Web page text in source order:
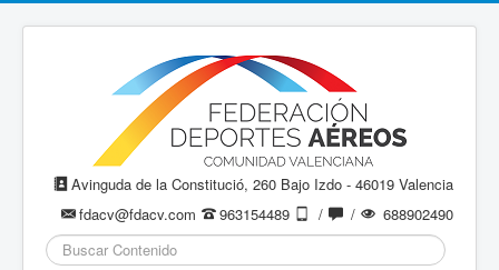
Avinguda de la Constitució, 260 Bajo Izdo - 46019 Valencia
fdacv@fdacv.com
963154489 / /
688902490
Buscar...